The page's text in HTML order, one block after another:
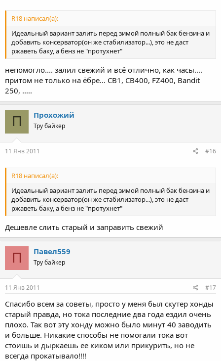
R18 написал(а):
Идеальный вариант залить перед зимой полный бак бензина и
добавить консерватор(он же стабилизатор...), это не даст
ржаветь баку, а бенз не "протухнет"
непомогло.... залил свежий и всё отлично, как часы....
притом не только на ёбре... CB1, CB400, FZ400, Bandit
250, .....
П Прохожий
Тру байкер
11 Янв 2011 #16
R18 написал(а):
Идеальный вариант залить перед зимой полный бак бензина и
добавить консерватор(он же стабилизатор...), это не даст
ржаветь баку, а бенз не "протухнет"
Дешевле слить старый и заправить свежий
П Павел559
Тру байкер
11 Янв 2011 #17
Спасибо всем за советы, просто у меня был скутер хонды
старый правда, но тока последние два года ездил очень
плохо. Так вот эту хонду можно было минут 40 заводить
и больше. Никакие способы не помогали тока вот
стоишь и дыркаешь ее киком или прикурить, но не
всегда прокатывало!!!!